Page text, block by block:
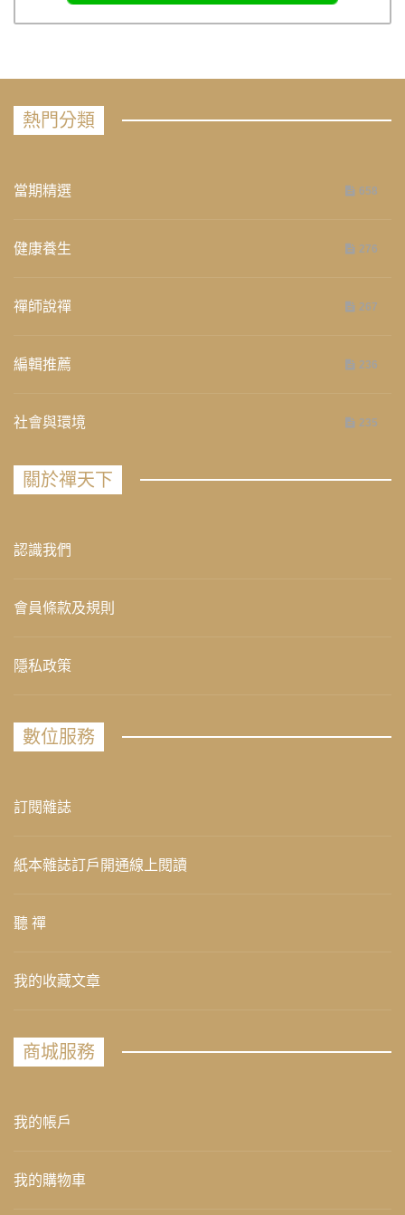
熱門分類
當期精選 658
健康養生 276
禪師說禪 267
編輯推薦 236
社會與環境 235
關於禪天下
認識我們
會員條款及規則
隱私政策
數位服務
訂閱雜誌
紙本雜誌訂戶開通線上閱讀
聽 禪
我的收藏文章
商城服務
我的帳戶
我的購物車